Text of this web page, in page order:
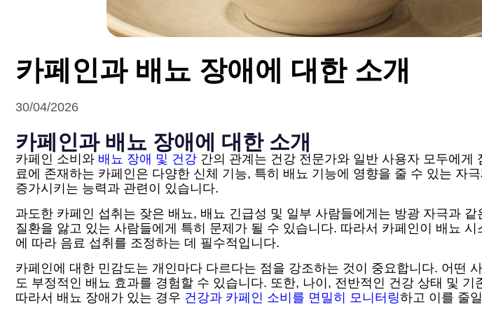
카페인과 배뇨 장애에 대한 소개
30/04/2026
카페인과 배뇨 장애에 대한 소개
카페인 소비와 배뇨 장애 및 건강 간의 관계는 건강 전문가와 일반 사용자 모두에
료에 존재하는 카페인은 다양한 신체 기능, 특히 배뇨 기능에 영향을 줄 수 있는 자
증가시키는 능력과 관련이 있습니다.
과도한 카페인 섭취는 잦은 배뇨, 배뇨 긴급성 및 일부 사람들에게는 방광 자극과
질환을 앓고 있는 사람들에게 특히 문제가 될 수 있습니다. 따라서 카페인이 배뇨
에 따라 음료 섭취를 조정하는 데 필수적입니다.
카페인에 대한 민감도는 개인마다 다르다는 점을 강조하는 것이 중요합니다. 어떤
도 부정적인 배뇨 효과를 경험할 수 있습니다. 또한, 나이, 전반적인 건강 상태 및
따라서 배뇨 장애가 있는 경우 건강과 카페인 소비를 면밀히 모니터링하고 이를 줄